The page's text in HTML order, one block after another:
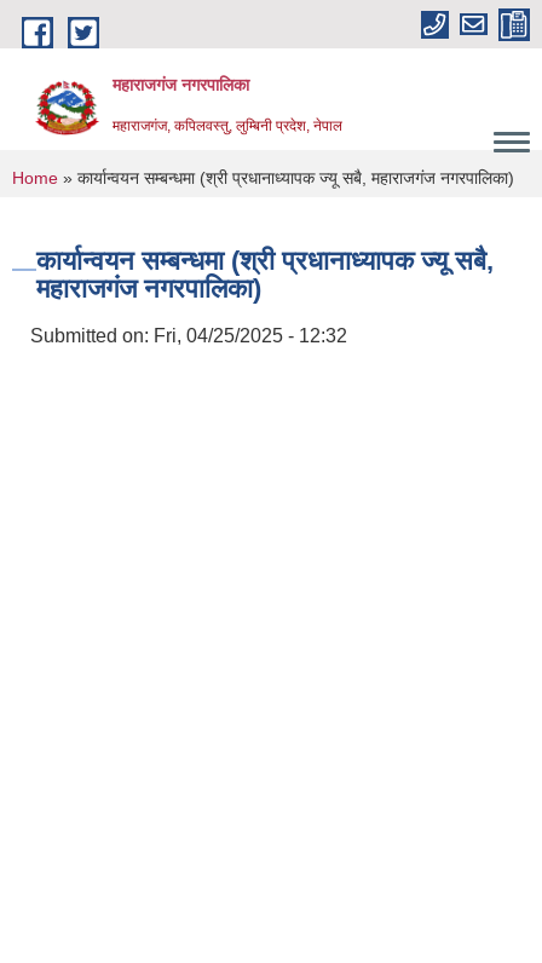
Skip to main content
महाराजगंज नगरपालिका
महाराजगंज, कपिलवस्तु, लुम्बिनी प्रदेश, नेपाल
You are here
Home » कार्यान्वयन सम्बन्धमा (श्री प्रधानाध्यापक ज्यू सबै, महाराजगंज नगरपालिका)
कार्यान्वयन सम्बन्धमा (श्री प्रधानाध्यापक ज्यू सबै,
महाराजगंज नगरपालिका)
Submitted on: Fri, 04/25/2025 - 12:32